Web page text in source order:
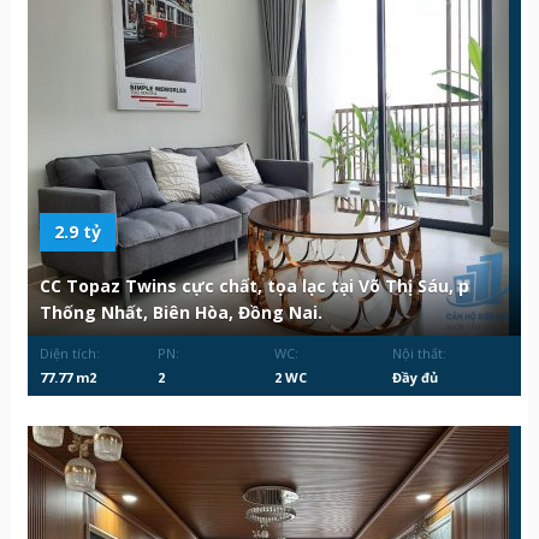
2.9 tỷ
CC Topaz Twins cực chất, tọa lạc tại Võ Thị Sáu, p
Thống Nhất, Biên Hòa, Đồng Nai.
Diện tích:
77.77 m2
PN:
2
WC:
2 WC
Nội thất:
Đầy đủ